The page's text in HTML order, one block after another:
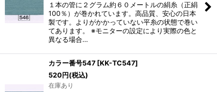
１本の管に２グラム約６０メートルの絹糸（正絹
100％）が巻かれています。高品質、安心の日本
製です。よりがかかっていない平糸の状態で巻い
てあります。 ※モニターの設定により実際の色と
異なる場合…
カラー番号547 [KK-TC547]
520円(税込)
在庫あり